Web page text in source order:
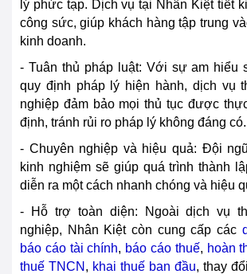
lý phức tạp. Dịch vụ tại Nhân Kiệt tiết
công sức, giúp khách hàng tập trung
kinh doanh.
- Tuân thủ pháp luật: Với sự am hiểu
quy định pháp lý hiện hành, dịch vụ
nghiệp đảm bảo mọi thủ tục được
định, tránh rủi ro pháp lý không đáng có.
- Chuyên nghiệp và hiệu quả: Đội
kinh nghiệm sẽ giúp quá trình thành
diễn ra một cách nhanh chóng và hiệu
- Hỗ trợ toàn diện: Ngoài dịch vụ
nghiệp, Nhân Kiệt còn cung cấp các
báo cáo tài chính, báo cáo thuế, hoàn
thuế TNCN , khai thuế ban đầu, thay đổi